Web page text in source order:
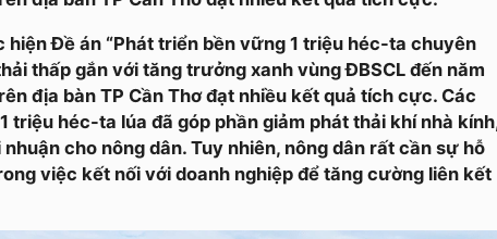
Đề án “Phát triển bền vững 1 triệu héc-ta chuyên
thấp gắn với tăng trưởng xanh vùng ĐBSCL đến năm
địa bàn TP Cần Thơ đạt nhiều kết quả tích cực. Các
triệu héc-ta lúa đã góp phần giảm phát thải khí nhà
cho nông dân. Tuy nhiên, nông dân rất cần sự hỗ
việc kết nối với doanh nghiệp để tăng cường liên kết